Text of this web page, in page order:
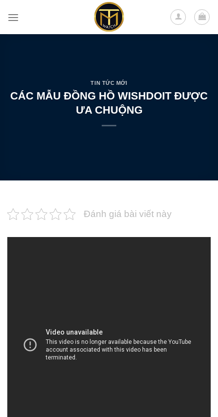
TIN TỨC MỚI
CÁC MẪU ĐỒNG HỒ WISHDOIT ĐƯỢC
ƯA CHUỘNG
Đánh giá bài viết này